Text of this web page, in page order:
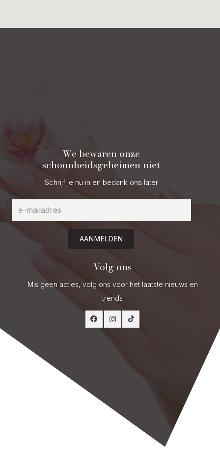
We bewaren onze
schoonheidsgeheimen niet
Schrijf je nu in en bedank ons later
AANMELDEN
Volg ons
Mis geen acties, volg ons voor het laatste nieuws en
trends